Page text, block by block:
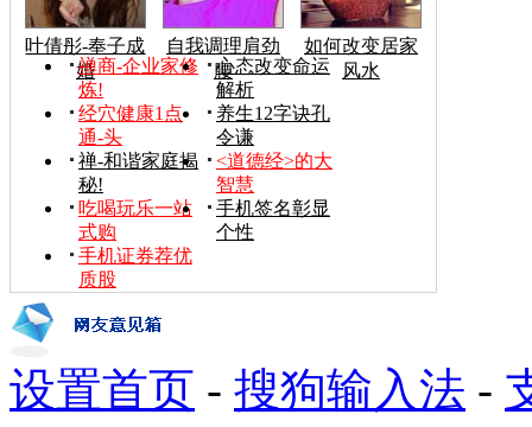
叶倩彤-奉子成
婚
自我调理肩劲
腰
如何改变居家
风水
禅商-企业家修
炼!
心态改变命运
解析
经穴健康1点
通-头
养生12字诀孔
令谦
禅-和谐家庭揭
秘!
<道德经>的大
智慧
吃喝玩乐一站
式购
手机签名彰显
个性
手机证券荐优
质股
设置首页 - 搜狗输入法 -